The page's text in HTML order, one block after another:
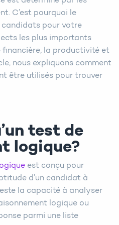
C’est pourquoi le
candidats pour votre
les plus importants
la productivité et
nous expliquons comment
être utilisés pour trouver
test de
logique?
est conçu pour
d’un candidat à
la capacité à analyser
logique ou
parmi une liste